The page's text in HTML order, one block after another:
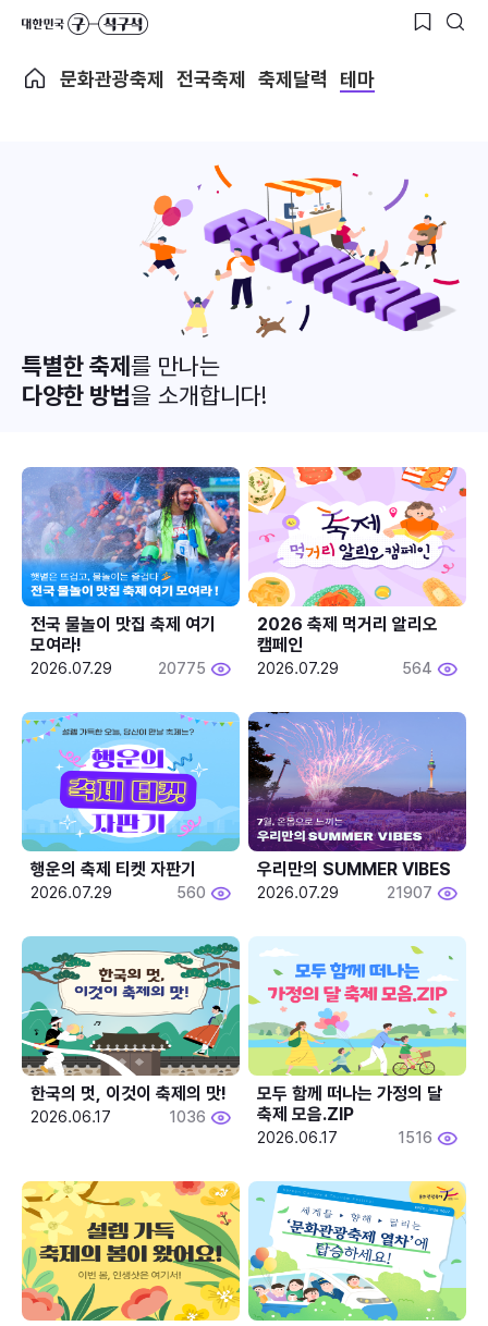
문화관광축제 전국축제 축제달력 테마
특별한 축제를 만나는
다양한 방법을 소개합니다!
전국 물놀이 맛집 축제 여기
모여라!
2026.07.29 20775
2026 축제 먹거리 알리오
캠페인
2026.07.29 564
행운의 축제 티켓 자판기
2026.07.29 560
우리만의 SUMMER VIBES
2026.07.29 21907
한국의 멋, 이것이 축제의 맛!
2026.06.17 1036
모두 함께 떠나는 가정의 달
축제 모음.ZIP
2026.06.17 1516